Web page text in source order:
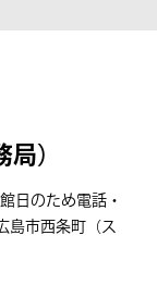
）
日のため電話・
島市西条町（ス